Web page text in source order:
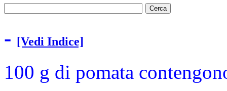
- [Vedi Indice]
100 g di pomata